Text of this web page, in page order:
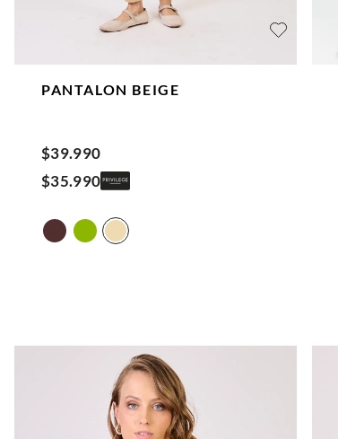
PANTALON BEIGE
$39.990
$35.990